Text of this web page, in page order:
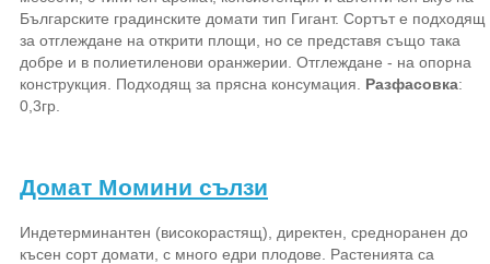
Българските градинските домати тип Гигант. Сортът е подходящ
за отглеждане на открити площи, но се представя също така
добре и в полиетиленови оранжерии. Отглеждане - на опорна
конструкция. Подходящ за прясна консумация. Разфасовка:
0,3гр.
Домат Момини сълзи
Индетерминантен (високорастящ), директен, средноранен до
късен сорт домати, с много едри плодове. Растенията са